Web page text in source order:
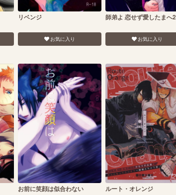
リベンジ
お気に入り
師弟よ 恋せず愛したまへ2
お気に入り
お前に笑顔は似合わない ルート・オレンジ